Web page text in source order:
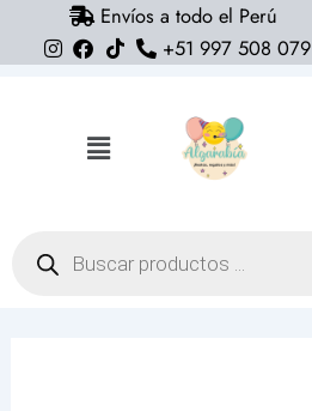
Envíos a todo el Perú
+51 997 508 079
Flyout
productos